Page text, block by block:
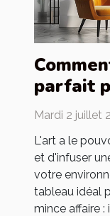
parfait
votre
Mardi 2 juillet
L'art a le
et d'infuser
votre
tableau idéal
mince affaire